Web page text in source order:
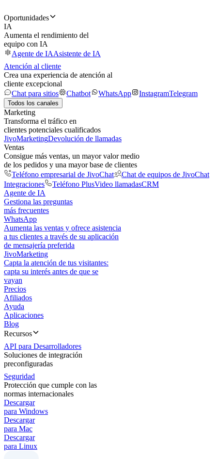
Oportunidades
IA
Aumenta el rendimiento del
equipo con IA
Agente de IAAsistente de IA
Atención al cliente
Crea una experiencia de atención al
cliente excepcional
Chat para sitios
Chatbot WhatsApp InstagramTelegram
Todos los canales
Marketing
Transforma el tráfico en
clientes potenciales cualificados
JivoMarketingDevolución de llamadas
Ventas
Consigue más ventas, un mayor valor medio
de los pedidos y una mayor base de clientes
Teléfono empresarial de JivoChat
Chat de equipos de JivoChat
Integraciones
Teléfono PlusVideo llamadasCRM
Agente de IA
Gestiona las preguntas
más frecuentes
WhatsApp
Aumenta las ventas y ofrece asistencia
a tus clientes a través de su aplicación
de mensajería preferida
JivoMarketing
Capta la atención de tus visitantes:
capta su interés antes de que se
vayan
Precios
Afiliados
Ayuda
Aplicaciones
Blog
Recursos
API para Desarrolladores
Soluciones de integración
preconfiguradas
Seguridad
Protección que cumple con las
normas internacionales
Descargar
para Windows
Descargar
para Mac
Descargar
para Linux